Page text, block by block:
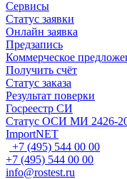
Сервисы
Статус заявки
Онлайн заявка
Предзапись
Коммерческое
Получить счёт
Статус заказа
Результат поверки
Госреестр СИ
Статус ОСИ МИ 2426-
ImportNET
+7 (495) 544 00 00
+7 (495) 544 00 00
info@rostest.ru